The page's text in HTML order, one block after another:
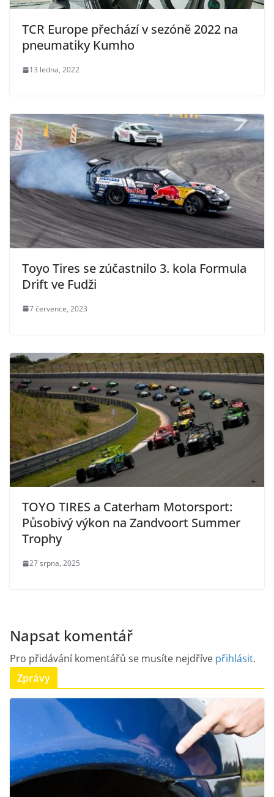
TCR Europe přechází v sezóně 2022 na
pneumatiky Kumho
13 ledna, 2022
Toyo Tires se zúčastnilo 3. kola Formula
Drift ve Fudži
7 července, 2023
TOYO TIRES a Caterham Motorsport:
Působivý výkon na Zandvoort Summer
Trophy
27 srpna, 2025
Napsat komentář
Pro přidávání komentářů se musíte nejdříve přihlásit.
Zprávy